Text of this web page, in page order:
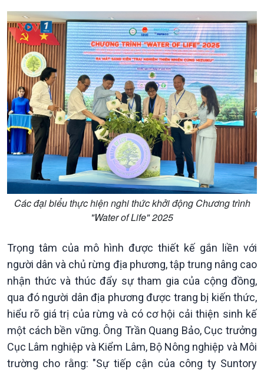
Kinh tế
Tin Kinh tế
Trước giờ mở cửa
Dòng chảy Kinh tế
Sức sống hàng Việt
Khởi nghiệp
Tuyên chiến với gian lận
Nông nghiệp & Biển đảo
Tin Nông nghiệp & Biển
đảo
Mùa vàng
Biển đảo Việt Nam
Tâm tình biên giới và hải
Các đại biểu thực hiện nghi thức khởi động Chương trình
"Water of Life" 2025
Trọng tâm của mô hình được thiết kế gắn liền với
người dân và chủ rừng địa phương, tập trung nâng cao
nhận thức và thúc đẩy sự tham gia của cộng đồng,
qua đó người dân địa phương được trang bị kiến thức,
hiểu rõ giá trị của rừng và có cơ hội cải thiện sinh kế
một cách bền vững. Ông Trần Quang Bảo, Cục trưởng
Cục Lâm nghiệp và Kiểm Lâm, Bộ Nông nghiệp và Môi
trường cho rằng: "Sự tiếp cận của công ty Suntory